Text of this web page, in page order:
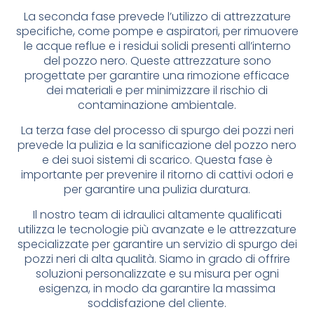
La seconda fase prevede l’utilizzo di attrezzature
specifiche, come pompe e aspiratori, per rimuovere
le acque reflue e i residui solidi presenti all’interno
del pozzo nero. Queste attrezzature sono
progettate per garantire una rimozione efficace
dei materiali e per minimizzare il rischio di
contaminazione ambientale.
La terza fase del processo di spurgo dei pozzi neri
prevede la pulizia e la sanificazione del pozzo nero
e dei suoi sistemi di scarico. Questa fase è
importante per prevenire il ritorno di cattivi odori e
per garantire una pulizia duratura.
Il nostro team di idraulici altamente qualificati
utilizza le tecnologie più avanzate e le attrezzature
specializzate per garantire un servizio di spurgo dei
pozzi neri di alta qualità. Siamo in grado di offrire
soluzioni personalizzate e su misura per ogni
esigenza, in modo da garantire la massima
soddisfazione del cliente.